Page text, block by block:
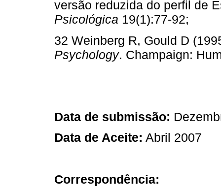
versão reduzida do perfil de
Psicológica 19(1):77-92;
32 Weinberg R, Gould D
Psychology. Champaign:
Data de submissão:
Data de Aceite: Abril 2007
Correspondência: